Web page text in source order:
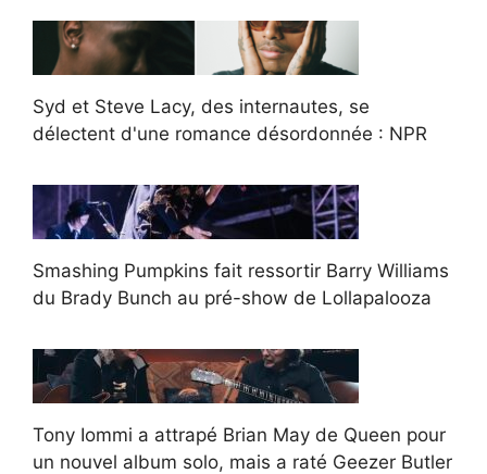
Syd et Steve Lacy, des internautes, se
délectent d'une romance désordonnée : NPR
Smashing Pumpkins fait ressortir Barry Williams
du Brady Bunch au pré-show de Lollapalooza
Tony Iommi a attrapé Brian May de Queen pour
un nouvel album solo, mais a raté Geezer Butler